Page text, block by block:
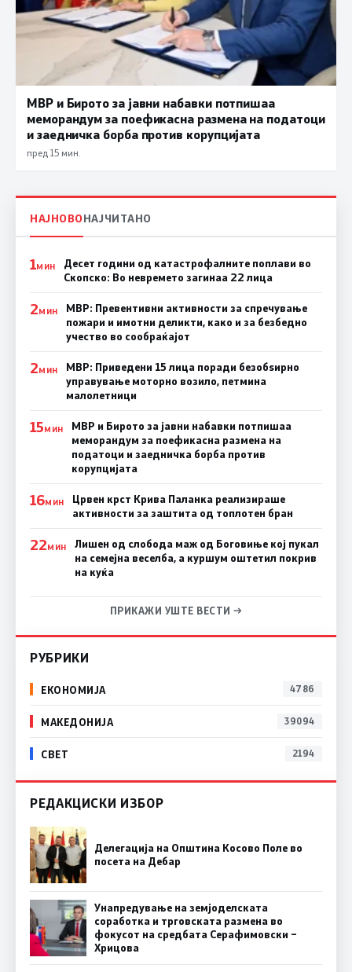
МВР и Бирото за јавни набавки потпишаа
меморандум за поефикасна размена на податоци
и заедничка борба против корупцијата
пред 15 мин.
НАЈНОВОНАЈЧИТАНО
1МИН
Десет години од катастрофалните поплави во
Скопско: Во невремето загинаа 22 лица
2МИН
МВР: Превентивни активности за спречување
пожари и имотни деликти, како и за безбедно
учество во сообраќајот
2МИН
МВР: Приведени 15 лица поради безобѕирно
управување моторно возило, петмина
малолетници
15МИН
МВР и Бирото за јавни набавки потпишаа
меморандум за поефикасна размена на
податоци и заедничка борба против
корупцијата
16МИН
Црвен крст Крива Паланка реализираше
активности за заштита од топлотен бран
22МИН
Лишен од слобода маж од Боговиње кој пукал
на семејна веселба, а куршум оштетил покрив
на куќа
ПРИКАЖИ УШТЕ ВЕСТИ →
РУБРИКИ
ЕКОНОМИЈА 4786
МАКЕДОНИЈА 39094
СВЕТ 2194
РЕДАКЦИСКИ ИЗБОР
Делегација на Општина Косово Поле во
посета на Дебар
Унапредување на земјоделската
соработка и трговската размена во
фокусот на средбата Серафимовски –
Хрицова